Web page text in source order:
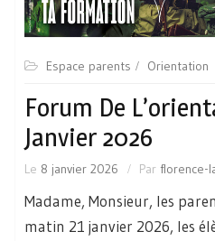
Espace parents Orientation
Forum De
Janvier 2026
Le 8 janvier 2026 Par florence-
Madame, Monsieur, les
matin 21 janvier 2026, les